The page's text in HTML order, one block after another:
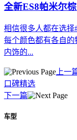
全新ES8帕米尔
相信很多人都在选择
每个颜色都有各自
内饰的...
上一
口碑精选
下一篇
车型